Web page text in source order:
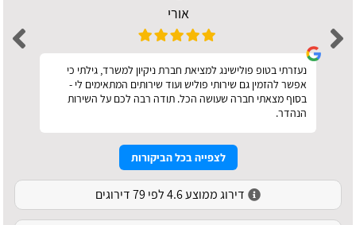
אורי
נעזרתי בטופ פולישינג למציאת חברת ניקיון למשרד, גילתי כי
אפשר להזמין גם שירותי פוליש ועוד שירותים המתאימים לי -
בסוף מצאתי חברה שעושה הכל. תודה רבה לכם על השירות
הנהדר.
לצפייה בכל הביקורות
דירוג ממוצע 4.6 לפי 79 דירוגים